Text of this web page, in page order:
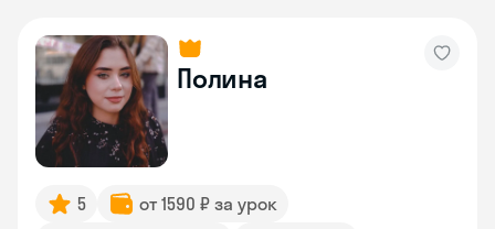
Полина
5
от 1590 ₽ за урок